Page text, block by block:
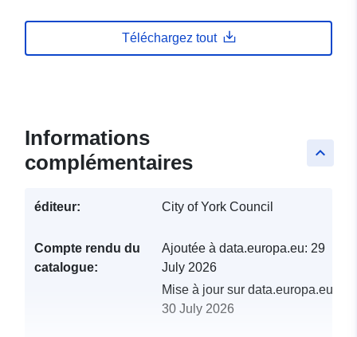
Téléchargez tout
keyboard_arrow_up
Informations
complémentaires
éditeur: City of York Council
Compte rendu du
catalogue:
Ajoutée à data.europa.eu: 29
July 2026
Mise à jour sur data.europa.eu:
30 July 2026